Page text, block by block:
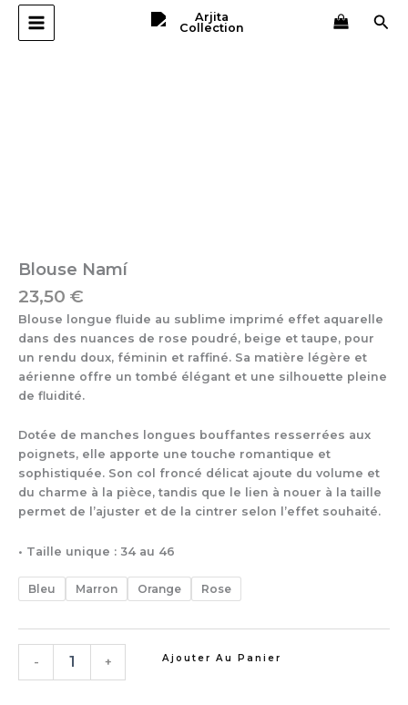
Aller
Blouse Namí
23,50 €
Blouse longue fluide au sublime imprimé effet aquarelle
dans des nuances de rose poudré, beige et taupe, pour
un rendu doux, féminin et raffiné. Sa matière légère et
aérienne offre un tombé élégant et une silhouette pleine
de fluidité.
Dotée de manches longues bouffantes resserrées aux
poignets, elle apporte une touche romantique et
sophistiquée. Son col froncé délicat ajoute du volume et
du charme à la pièce, tandis que le lien à nouer à la taille
permet de l’ajuster et de la cintrer selon l’effet souhaité.
• Taille unique : 34 au 46
Bleu Marron Orange Rose
- + Ajouter Au Panier